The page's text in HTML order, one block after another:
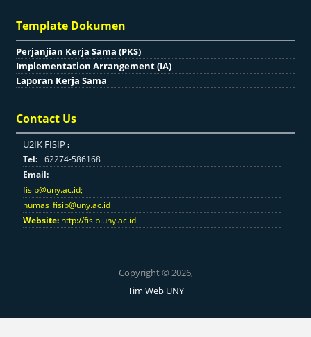
Template Dokumen
Perjanjian Kerja Sama (PKS)
Implementation Arrangement (IA)
Laporan Kerja Sama
Contact Us
U2IK FISIP :
Tel:+62274-586168
Email:
fisip@uny.ac.id;
humas_fisip@uny.ac.id
Website: http://fisip.uny.ac.id
Copyright © 2026,
Tim Web UNY